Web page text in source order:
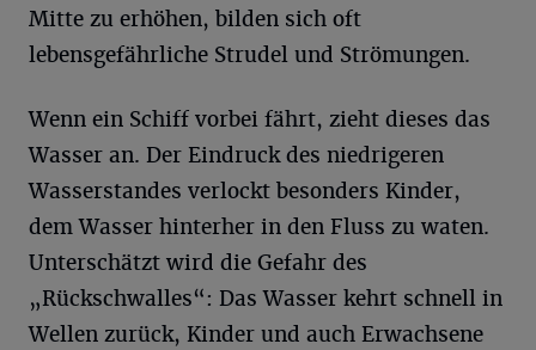
Mitte zu erhöhen, bilden sich oft
lebensgefährliche Strudel und Strömungen.
Wenn ein Schiff vorbei fährt, zieht dieses das
Wasser an. Der Eindruck des niedrigeren
Wasserstandes verlockt besonders Kinder,
dem Wasser hinterher in den Fluss zu waten.
Unterschätzt wird die Gefahr des
„Rückschwalles“: Das Wasser kehrt schnell in
Wellen zurück, Kinder und auch Erwachsene